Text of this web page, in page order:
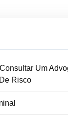
Um
Risco